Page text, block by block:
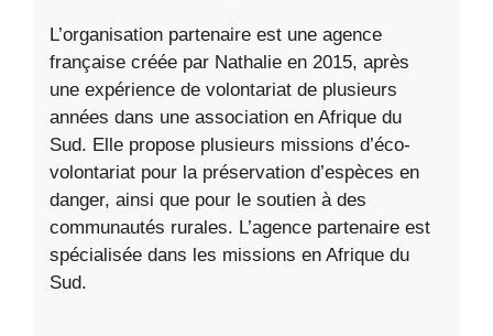
L’organisation partenaire est une agence
française créée par Nathalie en 2015, après
une expérience de volontariat de plusieurs
années dans une association en Afrique du
Sud. Elle propose plusieurs missions d’éco-
volontariat pour la préservation d’espèces en
danger, ainsi que pour le soutien à des
communautés rurales. L’agence partenaire est
spécialisée dans les missions en Afrique du
Sud.